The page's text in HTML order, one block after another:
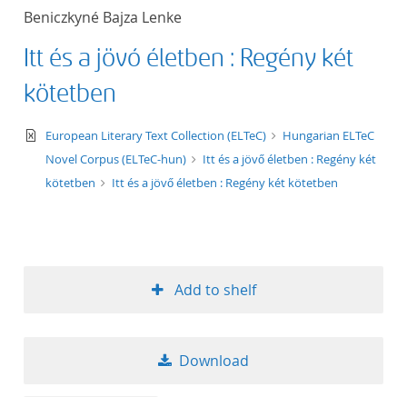
Beniczkyné Bajza Lenke
Itt és a jövő életben : Regény két
kötetben
text/xml
European Literary Text Collection (ELTeC)
Hungarian ELTeC
Novel Corpus (ELTeC-hun)
Itt és a jövő életben : Regény két
kötetben
Itt és a jövő életben : Regény két kötetben
Add to shelf
Download